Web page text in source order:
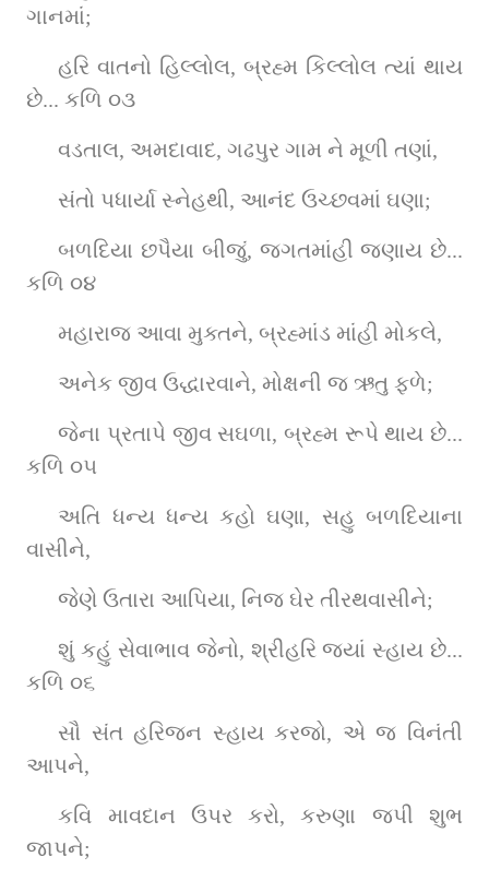
ગાનમાં;
હરિ વાતનો હિલ્લોલ, બ્રહ્મ કિલ્લોલ ત્યાં થાય
છે... કળિ ૦૩
વડતાલ, અમદાવાદ, ગઢપુર ગામ ને મૂળી તણાં,
સંતો પધાર્યા સ્નેહથી, આનંદ ઉચ્છવમાં ઘણા;
બળદિયા છપૈયા બીજું, જગતમાંહી જણાય છે...
કળિ ૦૪
મહારાજ આવા મુક્તને, બ્રહ્માંડ માંહી મોકલે,
અનેક જીવ ઉદ્ધારવાને, મોક્ષની જ ઋતુ ફળે;
જેના પ્રતાપે જીવ સઘળા, બ્રહ્મ રૂપે થાય છે...
કળિ ૦૫
અતિ ધન્ય ધન્ય કહો ઘણા, સહુ બળદિયાના
વાસીને,
જેણે ઉતારા આપિયા, નિજ ઘેર તીરથવાસીને;
શું કહું સેવાભાવ જેનો, શ્રીહરિ જ્યાં સ્હાય છે...
કળિ ૦૬
સૌ સંત હરિજન સ્હાય કરજો, એ જ વિનંતી
આપને,
કવિ માવદાન ઉપર કરો, કરુણા જપી શુભ
જાપને;